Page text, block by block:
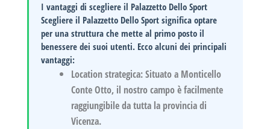
I vantaggi di scegliere il Palazzetto Dello Sport
Scegliere il Palazzetto Dello Sport significa optare
per una struttura che mette al primo posto il
benessere dei suoi utenti. Ecco alcuni dei principali
vantaggi:
Location strategica: Situato a Monticello
Conte Otto, il nostro campo è facilmente
raggiungibile da tutta la provincia di
Vicenza.